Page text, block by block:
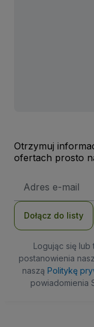
Otrzymuj
ofertach prosto
e-
Dołącz do listy
Logując się
postanowienia
naszą Politykę
powiadomienia